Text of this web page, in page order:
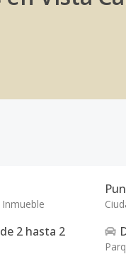
2hasta 2